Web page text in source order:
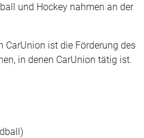
und Hockey nahmen an der
CarUnion ist die Förderung des
in denen CarUnion tätig ist.